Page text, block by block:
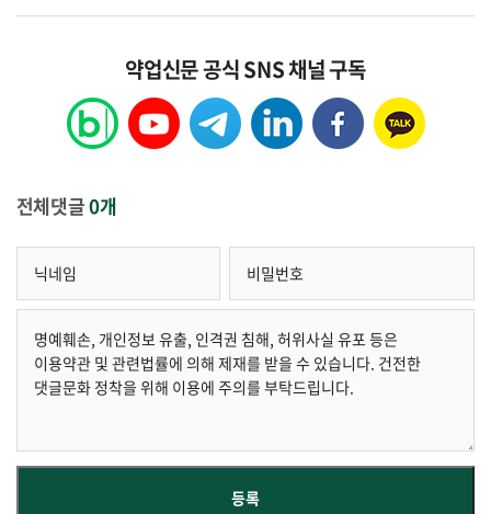
약업신문 공식 SNS 채널 구독
전체댓글0개